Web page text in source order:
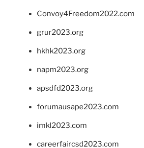
Convoy4Freedom2022.com
grur2023.org
hkhk2023.org
napm2023.org
apsdfd2023.org
forumausape2023.com
imkl2023.com
careerfaircsd2023.com